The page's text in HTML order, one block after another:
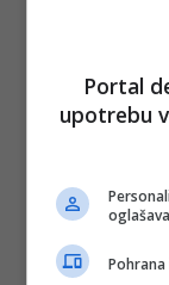
Portal
upotrebu